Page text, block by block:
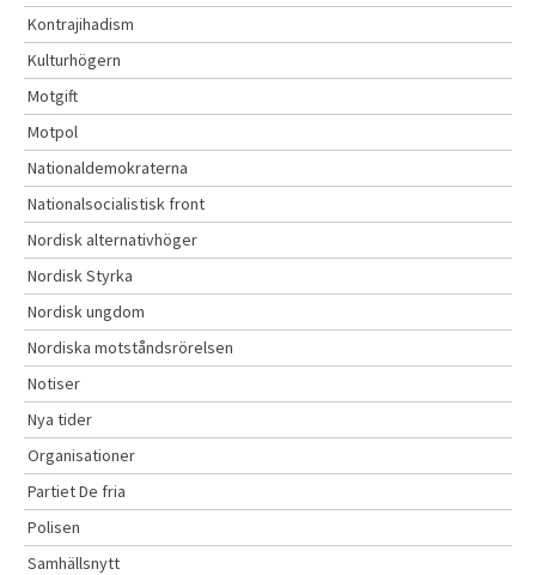
Kontrajihadism
Kulturhögern
Motgift
Motpol
Nationaldemokraterna
Nationalsocialistisk front
Nordisk alternativhöger
Nordisk Styrka
Nordisk ungdom
Nordiska motståndsrörelsen
Notiser
Nya tider
Organisationer
Partiet De fria
Polisen
Samhällsnytt